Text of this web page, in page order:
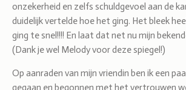
onzekerheid en zelfs schuldgevoel aan de
duidelijk vertelde hoe het ging. Het bleek
ging te snel!!!! En laat dat net nu mijn
(Dank je wel Melody voor deze spiegel!)
Op aanraden van mijn vriendin ben ik een
gegaan en begonnen met het vertrouwen